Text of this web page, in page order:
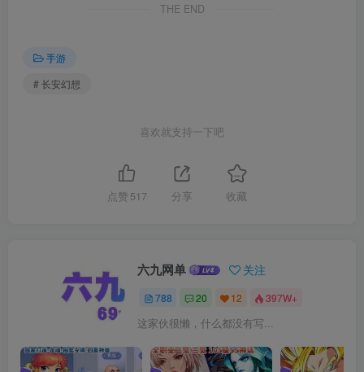
THE END
手游
# 长安幻想
喜欢就支持一下吧
点赞 517 分享 收藏
六九网单 关注
788 20 12 397W+
这家伙很懒，什么都没有写...